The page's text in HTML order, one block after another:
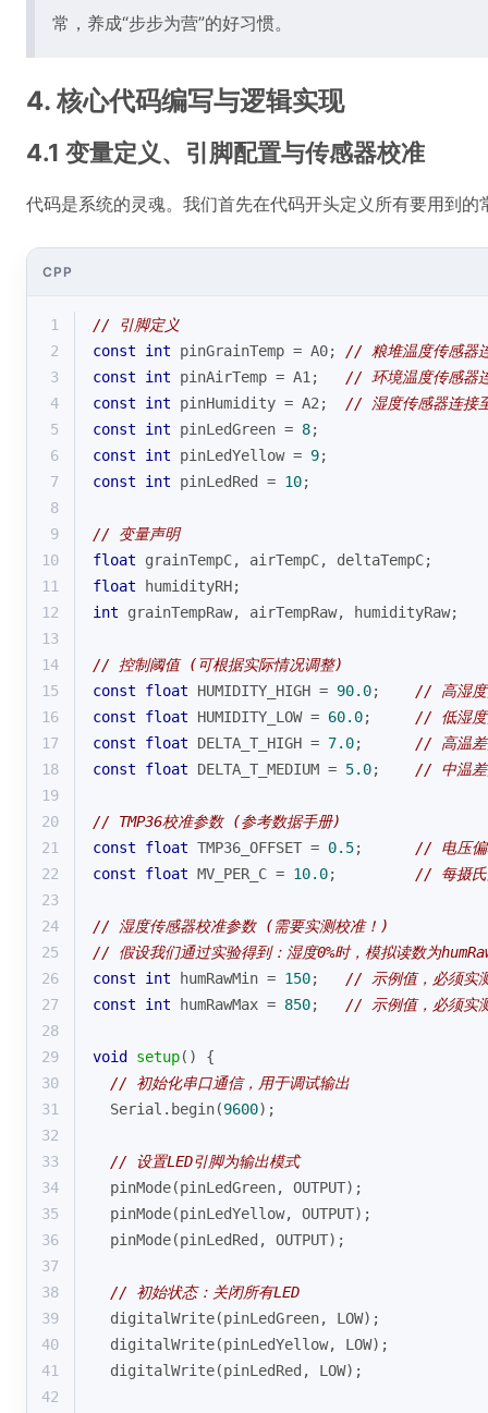
常，养成“步步为营”的好习惯。
4. 核心代码编写与逻辑实现
4.1 变量定义、引脚配置与传感器校准
代码是系统的灵魂。我们首先在代码开头定义所有要用到
CPP
1
// 引脚定义
2
const int pinGrainTemp = A0; // 粮堆温度传感器
3
const int pinAirTemp = A1; // 环境温度传感器
4
const int pinHumidity = A2; // 湿度传感器连接
5
const int pinLedGreen = 8;
6
const int pinLedYellow = 9;
7
const int pinLedRed = 10;
8
9
// 变量声明
10
float grainTempC, airTempC, deltaTempC;
11
float humidityRH;
12
int grainTempRaw, airTempRaw, humidityRaw;
13
14
// 控制阈值 (可根据实际情况调整)
15
const float HUMIDITY_HIGH = 90.0; // 高湿度
16
const float HUMIDITY_LOW = 60.0; // 低湿度
17
const float DELTA_T_HIGH = 7.0; // 高温差
18
const float DELTA_T_MEDIUM = 5.0; // 中温差
19
20
// TMP36校准参数 (参考数据手册)
21
const float TMP36_OFFSET = 0.5; // 电压偏
22
const float MV_PER_C = 10.0; // 每摄氏
23
24
// 湿度传感器校准参数 (需要实测校准！)
25
// 假设我们通过实验得到：湿度0%时，模拟读数为
26
const int humRawMin = 150; // 示例值，必须实
27
const int humRawMax = 850; // 示例值，必须实
28
29
void setup()
{
30
// 初始化串口通信，用于调试输出
31
  Serial.
begin(9600);
32
33
// 设置LED引脚为输出模式
34
pinMode(pinLedGreen, OUTPUT);
35
pinMode(pinLedYellow, OUTPUT);
36
pinMode(pinLedRed, OUTPUT);
37
38
// 初始状态：关闭所有LED
39
digitalWrite(pinLedGreen, LOW);
40
digitalWrite(pinLedYellow, LOW);
41
digitalWrite(pinLedRed, LOW);
42